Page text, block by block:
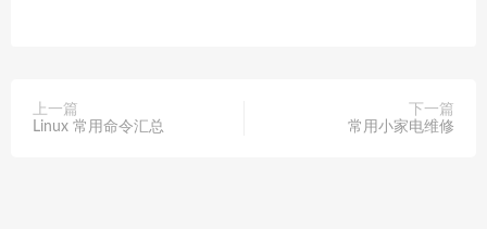
上一篇
Linux 常用命令汇总
下一篇
常用小家电维修